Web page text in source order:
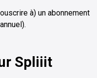
à) un abonnement
Spliiit